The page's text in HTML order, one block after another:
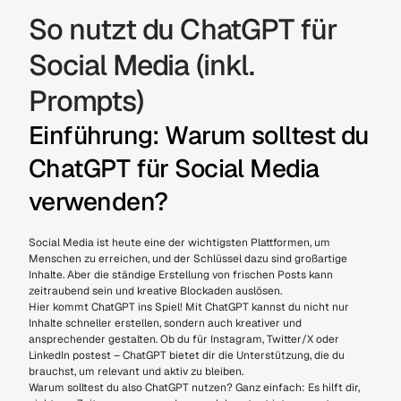
So nutzt du ChatGPT für
Social Media (inkl.
Prompts)
Einführung: Warum solltest du
ChatGPT für Social Media
verwenden?
Social Media ist heute eine der wichtigsten Plattformen, um
Menschen zu erreichen, und der Schlüssel dazu sind großartige
Inhalte. Aber die ständige Erstellung von frischen Posts kann
zeitraubend sein und kreative Blockaden auslösen.
Hier kommt ChatGPT ins Spiel! Mit ChatGPT kannst du nicht nur
Inhalte schneller erstellen, sondern auch kreativer und
ansprechender gestalten. Ob du für Instagram, Twitter/X oder
LinkedIn postest – ChatGPT bietet dir die Unterstützung, die du
brauchst, um relevant und aktiv zu bleiben.
Warum solltest du also ChatGPT nutzen? Ganz einfach: Es hilft dir,